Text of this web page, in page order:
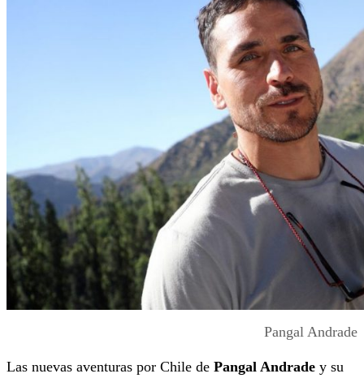
Pangal Andrade
Las nuevas aventuras por Chile de Pangal Andrade y su